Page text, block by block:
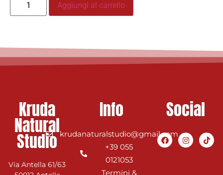
Aggiungi al carrello
Kruda
Natural
Studio
Via Antella 61/63
Info
krudanaturalstudio@gmail.com
+39 055
0121053
Termini &
Social